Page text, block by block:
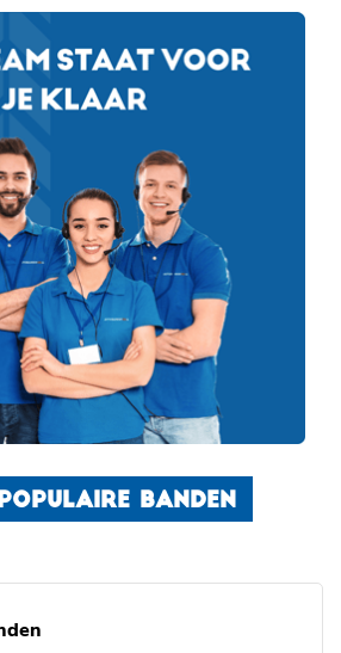
BANDEN